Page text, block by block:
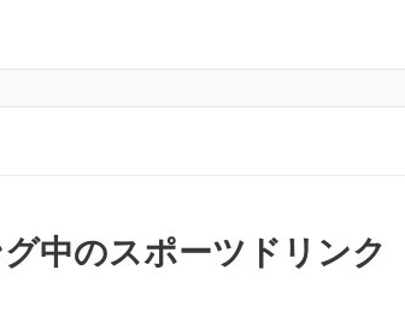
中のスポーツドリンク